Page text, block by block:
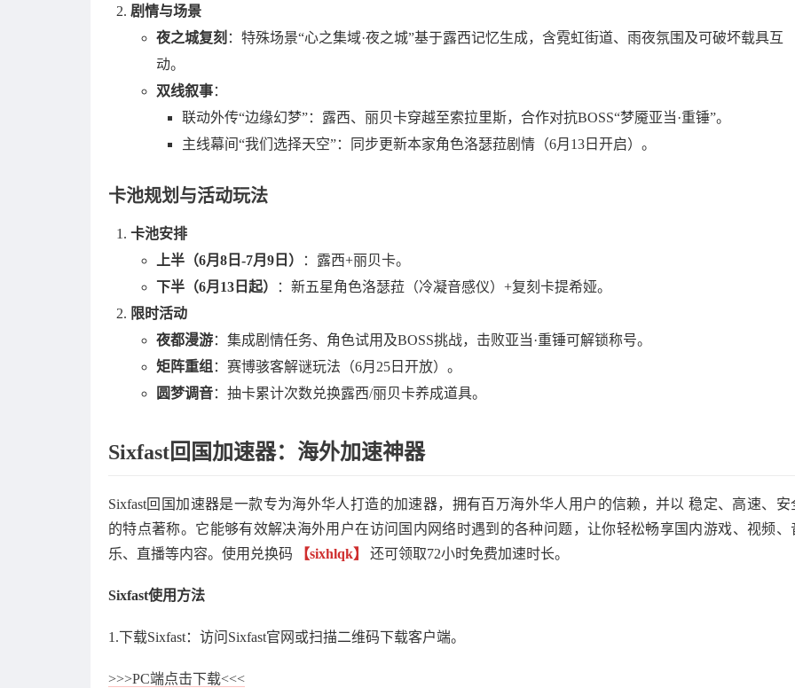
剧情与场景
夜之城复刻 ：特殊场景“心之集域·夜之城”基于露西记忆生成，含霓虹街道、雨夜氛围及可破坏载具互
动。
双线叙事：
联动外传“边缘幻梦”：露西、丽贝卡穿越至索拉里斯，合作对抗BOSS“梦魇亚当·重锤”。
主线幕间“我们选择天空”：同步更新本家角色洛瑟菈剧情（6月13日开启）。
卡池规划与活动玩法
卡池安排
上半（6月8日-7月9日）
：露西+丽贝卡。
下半（6月13日起）
：新五星角色洛瑟菈（冷凝音感仪）+复刻卡提希娅。
限时活动
夜都漫游：集成剧情任务、角色试用及BOSS挑战，击败亚当·重锤可解锁称号。
矩阵重组 ：赛博骇客解谜玩法（6月25日开放）。
圆梦调音：抽卡累计次数兑换露西/丽贝卡养成道具。
Sixfast回国加速器：海外加速神器
Sixfast回国加速器是一款专为海外华人打造的加速器，拥有百万海外华人用户的信赖，并以 稳定、高速、安
的特点著称。它能够有效解决海外用户在访问国内网络时遇到的各种问题，让你轻松畅享国内游戏、视频、
乐、直播等内容。使用兑换码
【sixhlqk】 还可领取72小时免费加速时长。
Sixfast使用方法
1.下载Sixfast：访问Sixfast官网或扫描二维码下载客户端。
>>>PC端点击下载<<<